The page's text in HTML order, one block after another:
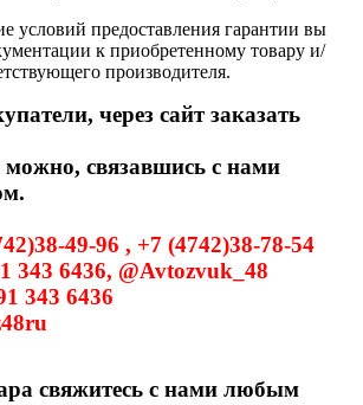
условий предоставления гарантии вы
к приобретенному товару и/
производителя.
через сайт заказать
можно, связавшись с нами
49-96 , +7 (4742)38-78-54
343 6436, @Avtozvuk_48
343 6436
свяжитесь с нами любым